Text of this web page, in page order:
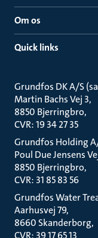
Om os
Quick links
Grundfos DK A/S
Martin Bachs Vej 3
8850 Bjerringbro
CVR: 19 34 27 35
Grundfos Holding
Poul Due Jensens
8850 Bjerringbro
CVR: 31 85 83 56
Grundfos Water
Aarhusvej 79
8660 Skanderborg
CVR: 39 17 65 13